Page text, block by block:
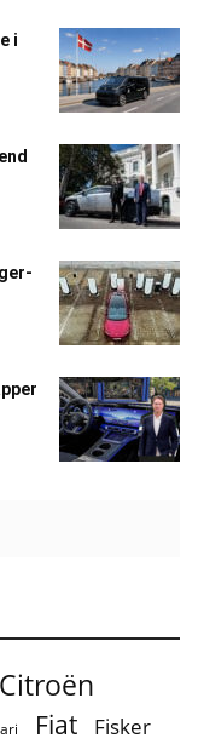
i
Citroën
Fiat Fisker